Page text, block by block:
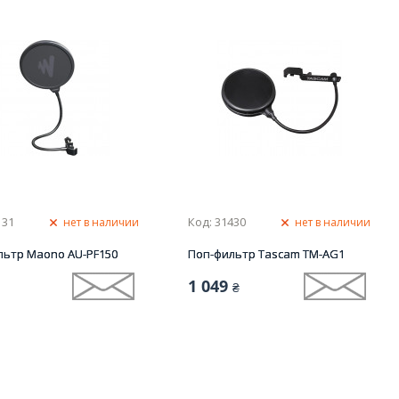
нет в наличии
Maono AU-PF150
Код: 31430 нет в наличии
Поп-фильтр Tascam TM-AG1
1 049 ₴